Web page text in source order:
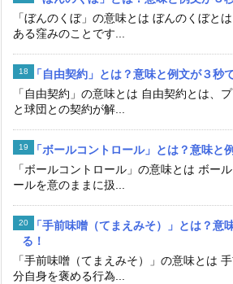
「ぼんのくぼ」の意味とは ぼんのくぼと
ある窪みのことです...
「自由契約」とは？意味と例文が３秒
「自由契約」の意味とは 自由契約とは、
と球団との契約が解...
「ボールコントロール」とは？意味と
「ボールコントロール」の意味とは ボー
ールを意のままに扱...
「手前味噌（てまえみそ）」とは？意
る！
「手前味噌（てまえみそ）」の意味とは
分自身を褒める行為...